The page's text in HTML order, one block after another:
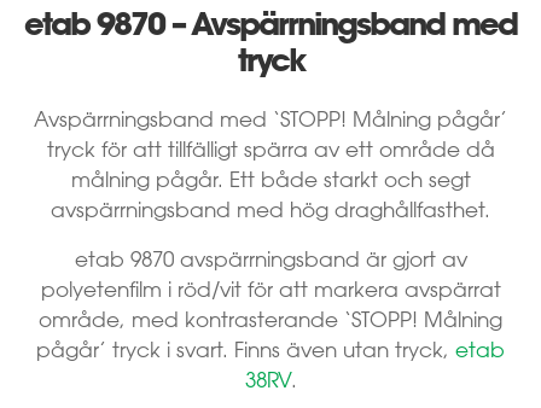
etab 9870 – Avspärrningsband med
tryck
Avspärrningsband med ‘STOPP! Målning pågår’
tryck för att tillfälligt spärra av ett område då
målning pågår. Ett både starkt och segt
avspärrningsband med hög draghållfasthet.
etab 9870 avspärrningsband är gjort av
polyetenfilm i röd/vit för att markera avspärrat
område, med kontrasterande ‘STOPP! Målning
pågår’ tryck i svart. Finns även utan tryck, etab
38RV.